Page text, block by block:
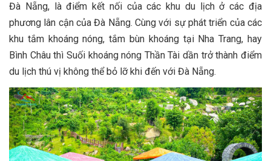
Đà Nẵng, là điểm kết nối của các khu du lịch ở các địa
phương lân cận của Đà Nẵng. Cùng với sự phát triển của các
khu tắm khoáng nóng, tắm bùn khoáng tại Nha Trang, hay
Bình Châu thì Suối khoáng nóng Thần Tài dần trở thành điểm
du lịch thú vị không thể bỏ lỡ khi đến với Đà Nẵng.